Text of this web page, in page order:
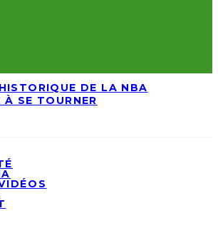
DE LA NBA
À SE TOURNER